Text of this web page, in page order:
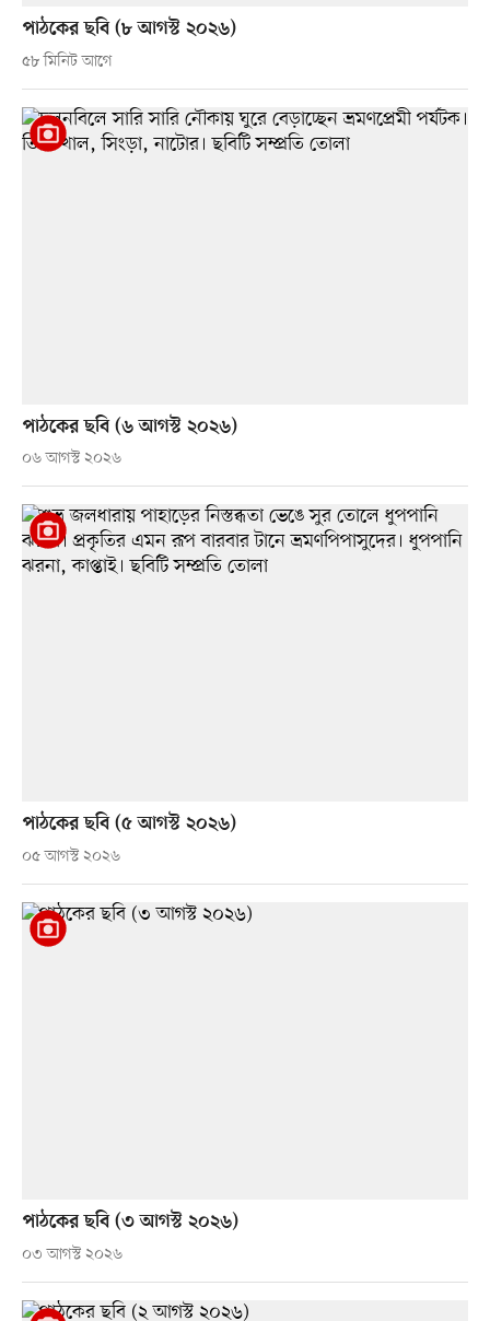
পাঠকের ছবি (৮ আগস্ট ২০২৬)
৫৮ মিনিট আগে
পাঠকের ছবি (৬ আগস্ট ২০২৬)
০৬ আগস্ট ২০২৬
পাঠকের ছবি (৫ আগস্ট ২০২৬)
০৫ আগস্ট ২০২৬
পাঠকের ছবি (৩ আগস্ট ২০২৬)
০৩ আগস্ট ২০২৬